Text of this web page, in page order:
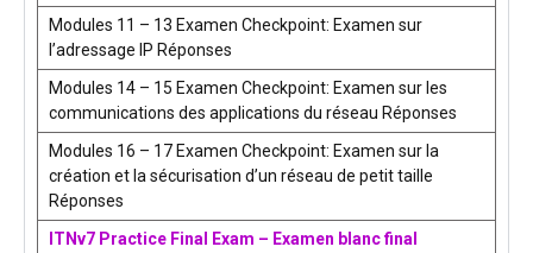
Modules 11 – 13 Examen Checkpoint: Examen sur
l’adressage IP Réponses
Modules 14 – 15 Examen Checkpoint: Examen sur les
communications des applications du réseau Réponses
Modules 16 – 17 Examen Checkpoint: Examen sur la
création et la sécurisation d’un réseau de petit taille
Réponses
ITNv7 Practice Final Exam – Examen blanc final